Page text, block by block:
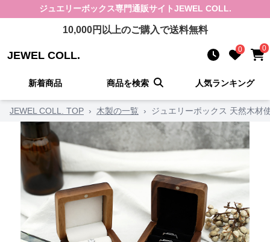
ジュエリーボックス専門通販サイトJEWEL COLL.
10,000円以上のご購入で送料無料
JEWEL COLL. 0 0
新着商品 商品を検索 人気ランキング
JEWEL COLL. TOP › 木製の一覧 › ジュエリーボックス 天然木材